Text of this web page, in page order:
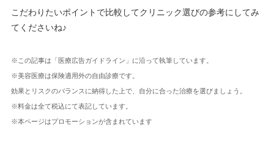
こだわりたいポイントで比較してクリニック選びの参考にしてみ
てくださいね♪
※この記事は「医療広告ガイドライン」に沿って執筆しています。
※美容医療は保険適用外の自由診療です。
効果とリスクのバランスに納得した上で、自分に合った治療を選びましょう。
※料金は全て税込にて表記しています。
※本ページはプロモーションが含まれています